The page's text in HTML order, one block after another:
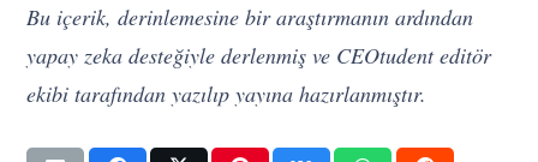
Bu içerik, derinlemesine bir araştırmanın ardından
yapay zeka desteğiyle derlenmiş ve CEOtudent editör
ekibi tarafından yazılıp yayına hazırlanmıştır.